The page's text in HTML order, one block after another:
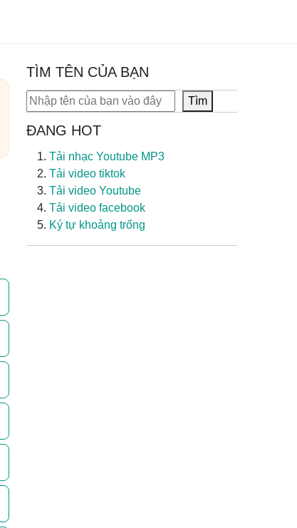
TÌM TÊN CỦA BẠN
Tìm kiếm Tìm
ĐANG HOT
Tải nhạc Youtube MP3
Tải video tiktok
Tải video Youtube
Tải video facebook
Ký tự khoảng trống